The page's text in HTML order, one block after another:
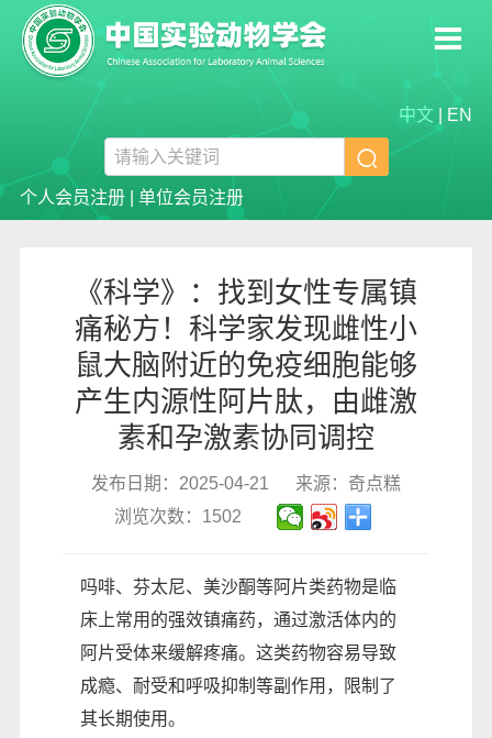
中文 EN

个人会员注册| 单位会员注册
《科学》：找到女性专属镇
痛秘方！科学家发现雌性小
鼠大脑附近的免疫细胞能够
产生内源性阿片肽，由雌激
素和孕激素协同调控
发布日期：2025-04-21
来源：奇点糕
浏览次数：1502
吗啡、芬太尼、美沙酮等阿片类药物是临
床上常用的强效镇痛药，通过激活体内的
阿片受体来缓解疼痛。这类药物容易导致
成瘾、耐受和呼吸抑制等副作用，限制了
其长期使用。